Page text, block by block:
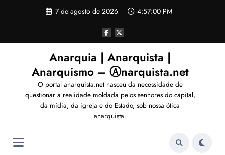
7 de agosto de 2026 4:57:03 PM
Anarquia | Anarquista |
Anarquismo – Ⓐnarquista.net
O portal anarquista.net nasceu da necessidade de
questionar a realidade moldada pelos senhores do capital,
da mídia, da igreja e do Estado, sob nossa ótica
anarquista.